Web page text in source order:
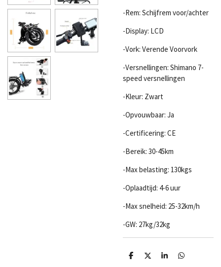
-Rem: Schijfrem voor/achter
-Display: LCD
-Vork: Verende Voorvork
-Versnellingen: Shimano 7-
speed versnellingen
-Kleur: Zwart
-Opvouwbaar: Ja
-Certificering: CE
-Bereik: 30-45km
-Max belasting: 130kgs
-Oplaadtijd: 4-6 uur
-Max snelheid: 25-32km/h
-GW: 27kg/32kg
D
D
S
D